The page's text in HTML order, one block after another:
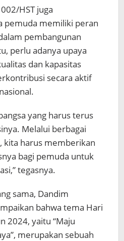
HST juga
pemuda memiliki peran
pembangunan
perlu adanya upaya
dan kapasitas
secara aktif
yang harus terus
Melalui berbagai
kita harus memberikan
bagi pemuda untuk
tegasnya.
sama, Dandim
bahwa tema Hari
2024, yaitu “Maju
merupakan sebuah